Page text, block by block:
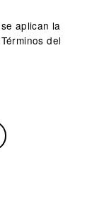
aplican la
Términos del